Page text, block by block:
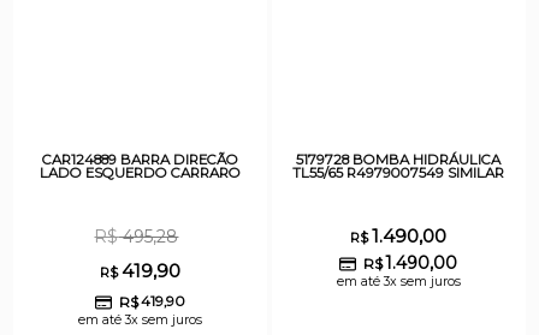
CAR124889 BARRA DIRECÃO
LADO ESQUERDO CARRARO
R$495,28
R$419,90
R$419,90
em até 3x sem juros
5179728 BOMBA HIDRÁULICA
TL55/65 R4979007549 SIMILAR
R$1.490,00
R$1.490,00
em até 3x sem juros